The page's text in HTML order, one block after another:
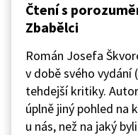
Čtení s
Zbabělci
Román Josefa
v době svého vydání
tehdejší kritiky.
úplně jiný pohled na
u nás, než na jaký